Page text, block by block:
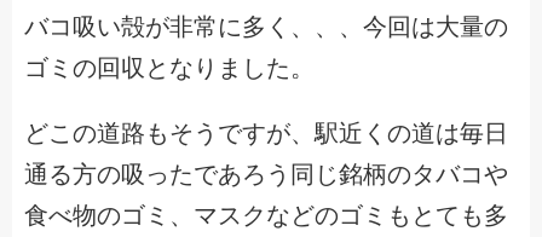
バコ吸い殻が非常に多く、、、今回は大量の
ゴミの回収となりました。
どこの道路もそうですが、駅近くの道は毎日
通る方の吸ったであろう同じ銘柄のタバコや
食べ物のゴミ、マスクなどのゴミもとても多